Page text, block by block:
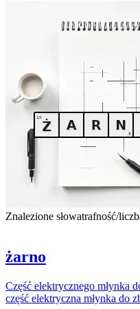
Znalezione słowatrafność/
żarno
Część elektrycznego młynka
część elektryczna młynka do